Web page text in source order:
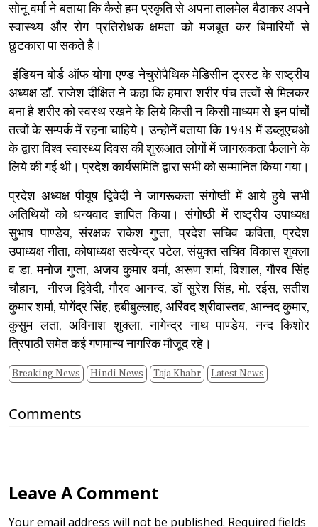
सोनू वर्मा ने बताया कि कैसे हम प्रकृति से अपना तालमेल बैठाकर अपने
स्वास्थ्य और रोग प्रतिरोधक क्षमता को मजबूत कर बिमारियों से
छुटकारा पा सकते है।
इंडियन बोर्ड ऑफ योगा एण्ड नेचुरोपैथिक मेडिसीन ट्रस्ट के राष्ट्रीय
अध्यक्ष डॉ. राजेश दीक्षित ने कहा कि हमारा शरीर पंच तत्वों से मिलकर
बना है शरीर को स्वस्थ रखने के लिये किसी न किसी माध्यम से इन पांचों
तत्वों के सम्पर्क में रहना चाहिये। उन्होनें बताया कि 1948 में डब्लूएचओ
के द्वारा विश्व स्वास्थ्य दिवस की शुरूआत लोगों में जागरूकता फैलाने के
लिये की गई थी। प्रदेश कार्यसमिति द्वारा सभी को सम्मानित किया गया।
प्रदेश अध्यक्ष पीयूष द्विवेदी ने जागरूकता संगोष्ठी में आये हुये सभी
अतिथियों को धन्यवाद ज्ञापित किया। संगोष्ठी में राष्ट्रीय उपाध्यक्ष
सुभाष पाण्डेय, संरक्षक राकेश गुप्ता, प्रदेश सचिव कविता, प्रदेश
उपाध्यक्ष नीता, कोषाध्यक्ष सत्येन्द्र पटेल, संयुक्त सचिव विकास शुक्ला
व डा. मनोज गुप्ता, अजय कुमार वर्मा, अरूण शर्मा, विशाल, गौरव सिंह
चौहान, नीरज द्विवेदी, गौरव आनन्द, डॉ सुरेश सिंह, मो. रईस, सतीश
कुमार शर्मा, योगेंद्र सिंह, हबीबुल्लाह, अरिंवद श्रीवास्तव, आन्नद कुमार,
कुसुम लता, अविनाश शुक्ला, नागेन्द्र नाथ पाण्डेय, नन्द किशोर
त्रिपाठी समेत कई गणमान्य नागरिक मौजूद रहे।
Breaking News Hindi News Taja Khabr Latest News
Comments
Leave A Comment
Your email address will not be published. Required fields